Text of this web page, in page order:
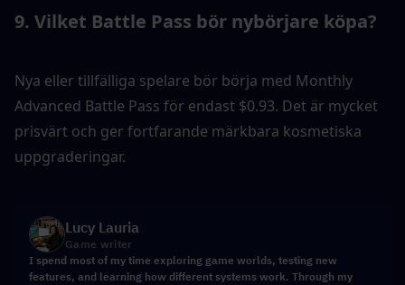
9. Vilket Battle Pass bör nybörjare köpa?
Nya eller tillfälliga spelare bör börja med Monthly
Advanced Battle Pass för endast $0.93. Det är mycket
prisvärt och ger fortfarande märkbara kosmetiska
uppgraderingar.
Lucy Lauria
Game writer
I spend most of my time exploring game worlds, testing new
features, and learning how different systems work. Through my